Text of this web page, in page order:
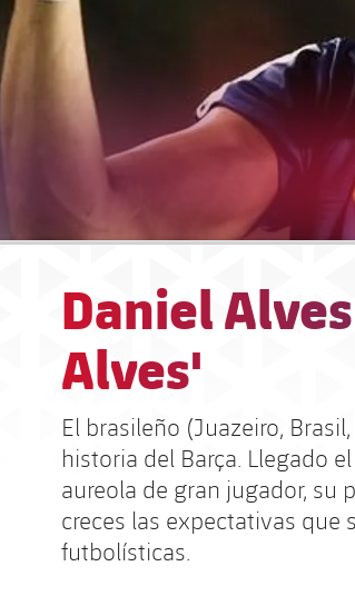
Daniel
Alves'
El brasileño (Juazeiro,
historia del Barça. Llegado
aureola de gran jugador, su
creces las expectativas que
futbolísticas.